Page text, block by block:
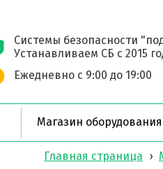
Системы безопасности
Устанавливаем СБ с 2015
Ежедневно с 9:00 до 19:00
Магазин оборудования
Главная страница ›